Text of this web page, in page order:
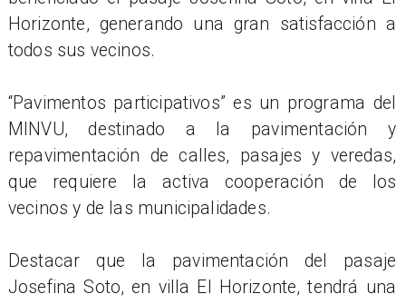
Horizonte, generando una gran satisfacción a
todos sus vecinos.
“Pavimentos participativos” es un programa del
MINVU, destinado a la pavimentación y
repavimentación de calles, pasajes y veredas,
que requiere la activa cooperación de los
vecinos y de las municipalidades.
Destacar que la pavimentación del pasaje
Josefina Soto, en villa El Horizonte, tendrá una